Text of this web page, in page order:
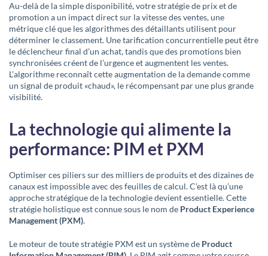
Au-delà de la simple disponibilité, votre stratégie de prix et de
promotion a un impact direct sur la vitesse des ventes, une
métrique clé que les algorithmes des détaillants utilisent pour
déterminer le classement. Une tarification concurrentielle peut être
le déclencheur final d’un achat, tandis que des promotions bien
synchronisées créent de l’urgence et augmentent les ventes.
L’algorithme reconnaît cette augmentation de la demande comme
un signal de produit «chaud», le récompensant par une plus grande
visibilité.
La technologie qui alimente la
performance: PIM et PXM
Optimiser ces piliers sur des milliers de produits et des dizaines de
canaux est impossible avec des feuilles de calcul. C’est là qu’une
approche stratégique de la technologie devient essentielle. Cette
stratégie holistique est connue sous le nom de Product Experience
Management (PXM).
Le moteur de toute stratégie PXM est un système de Product